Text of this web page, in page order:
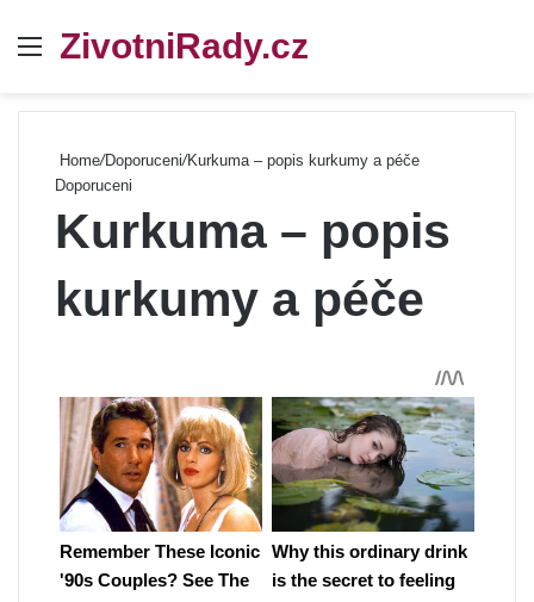
Menu
ZivotniRady.cz
Home/Doporuceni/Kurkuma – popis kurkumy a péče
Doporuceni
Kurkuma – popis
kurkumy a péče